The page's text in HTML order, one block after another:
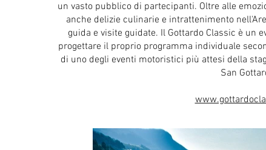
un vasto pubblico di partecipanti. Oltre alle
anche delizie culinarie e intrattenimento
guida e visite guidate. Il Gottardo Classic è un
progettare il proprio programma individuale
di uno degli eventi motoristici più attesi della
San